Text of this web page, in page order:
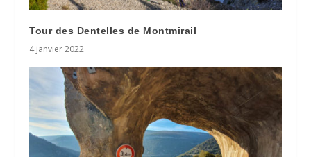
Tour des Dentelles de Montmirail
4 janvier 2022